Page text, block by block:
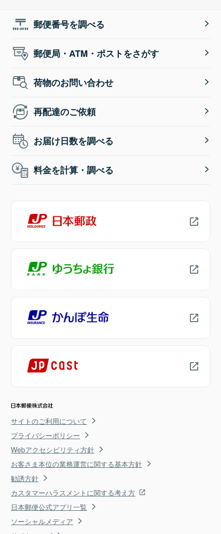
郵便番号を調べる
郵便局・ATM・ポストをさがす
荷物のお問い合わせ
再配達のご依頼
お届け日数を調べる
料金を計算・調べる
サイトのご利用について
プライバシーポリシー
Webアクセシビリティ方針
お客さま本位の業務運営に関する基本方針
勧誘方針
カスタマーハラスメントに関する考え方
日本郵便公式アプリ一覧
ソーシャルメディア